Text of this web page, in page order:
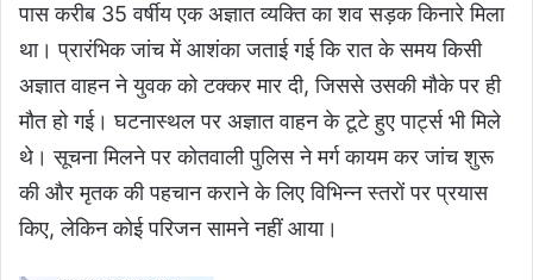
पास करीब 35 वर्षीय एक अज्ञात व्यक्ति का शव सड़क किनारे मिला
था। प्रारंभिक जांच में आशंका जताई गई कि रात के समय किसी
अज्ञात वाहन ने युवक को टक्कर मार दी, जिससे उसकी मौके पर ही
मौत हो गई। घटनास्थल पर अज्ञात वाहन के टूटे हुए पार्ट्स भी मिले
थे। सूचना मिलने पर कोतवाली पुलिस ने मर्ग कायम कर जांच शुरू
की और मृतक की पहचान कराने के लिए विभिन्न स्तरों पर प्रयास
किए, लेकिन कोई परिजन सामने नहीं आया।